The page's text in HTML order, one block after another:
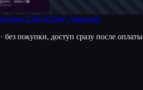
Call of Duty: Vanguard
· без покупки, доступ сразу после оплаты